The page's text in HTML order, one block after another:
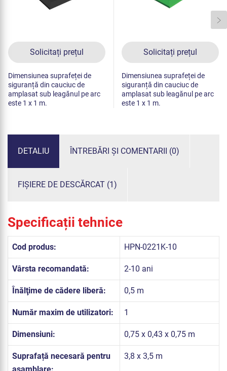
Solicitați prețul
Dimensiunea suprafeței de
siguranță din cauciuc de
amplasat sub leagănul pe arc
este 1 x 1 m.
Solicitați prețul
Dimensiunea suprafeței de
siguranță din cauciuc de
amplasat sub leagănul pe arc
este 1 x 1 m.
DETALIU ÎNTREBĂRI ȘI COMENTARII (0)
FIȘIERE DE DESCĂRCAT (1)
Specificații tehnice
Cod produs: HPN-0221K-10
Vârsta recomandată: 2-10 ani
Înălţime de cădere liberă: 0,5 m
Număr maxim de utilizatori: 1
Dimensiuni: 0,75 x 0,43 x 0,75 m
Suprafață necesară pentru
3,8 x 3,5 m